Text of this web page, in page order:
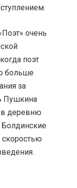
очень
поэт
больше
за
Пушкина
в деревню
Болдинские
скоростью